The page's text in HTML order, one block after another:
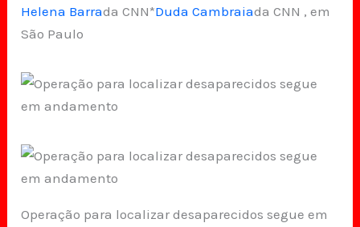
Helena Barrada CNN*Duda Cambraiada CNN , em
São Paulo
Operação para localizar desaparecidos segue em